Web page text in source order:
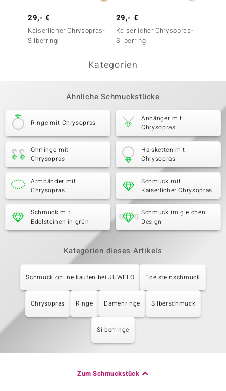
29,- €
Kaiserlicher Chrysopras-
Silberring
29,- €
Kaiserlicher Chrysopras-
Silberring
Kategorien
Ähnliche Schmuckstücke
Ringe mit Chrysopras
Anhänger mit
Chrysopras
Ohrringe mit
Chrysopras
Halsketten mit
Chrysopras
Armbänder mit
Chrysopras
Schmuck mit
Kaiserlicher Chrysopras
Schmuck mit
Edelsteinen in grün
Schmuck im gleichen
Design
Kategorien dieses Artikels
Schmuck online kaufen bei JUWELO Edelsteinschmuck
Chrysopras Ringe Damenringe Silberschmuck
Silberringe
Zum Schmuckstück